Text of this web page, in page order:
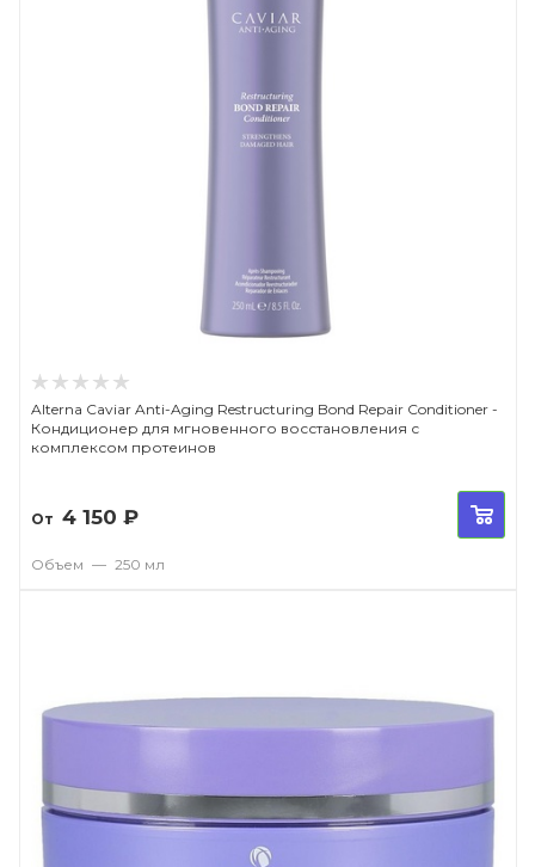
Alterna Caviar Anti-Aging Restructuring Bond Repair Conditioner -
Кондиционер для мгновенного восстановления с
комплексом протеинов
От 4 150 ₽
Объем — 250 мл